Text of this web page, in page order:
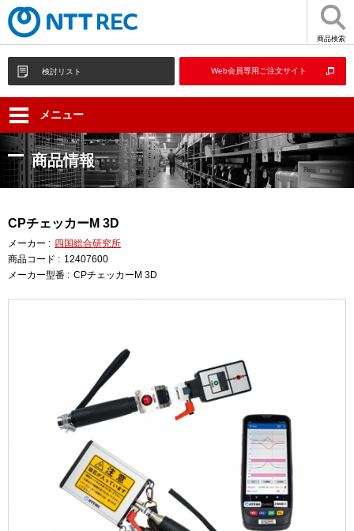
商品検索
検討リスト Web会員専用ご注文サイト
メニュー
商品情報
CPチェッカーM 3D
メーカー : 四国総合研究所
商品コード : 12407600
メーカー型番 : CPチェッカーM 3D